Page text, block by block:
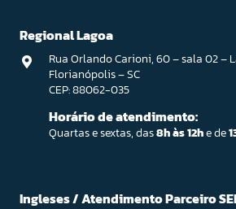
Regional Lagoa
Rua Orlando Carioni, 60 – sala 02 –
Florianópolis – SC
CEP: 88062-035
Horário de atendimento:
Quartas e sextas, das8h às 12he de
Ingleses / Atendimento Parceiro